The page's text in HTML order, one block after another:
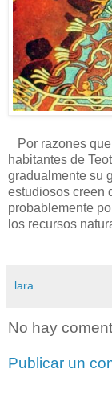
Por razones
habitantes de
gradualmente su
estudiosos creen
probablemente
los recursos
lara
No hay
Publicar un